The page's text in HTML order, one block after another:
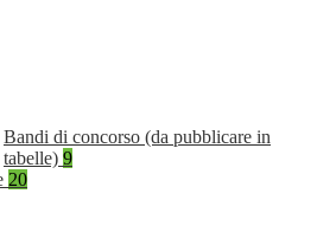
Bandi di concorso (da pubblicare in
tabelle) 9
20